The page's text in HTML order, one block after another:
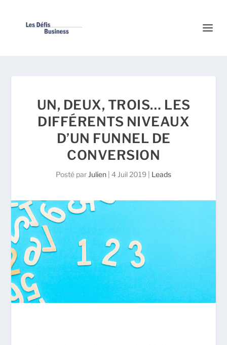
UN, DEUX, TROIS… LES
DIFFÉRENTS NIVEAUX
D’UN FUNNEL DE
CONVERSION
Posté par Julien 4 Juil 2019 Leads